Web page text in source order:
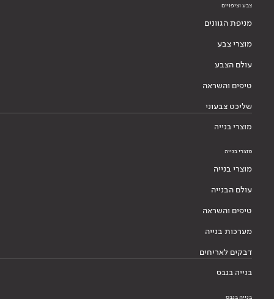
צבע וציפויים
מניפת הגוונים
מוצרי צבע
עולם הצבע
טיפים והשראה
שליכט צבעוני
מוצרי בנייה
מוצרי בנייה
מוצרי בנייה
עולם הבנייה
טיפים והשראה
מערכות בנייה
דבקים לאריחים
בנייה בגבס
בנייה בגבס